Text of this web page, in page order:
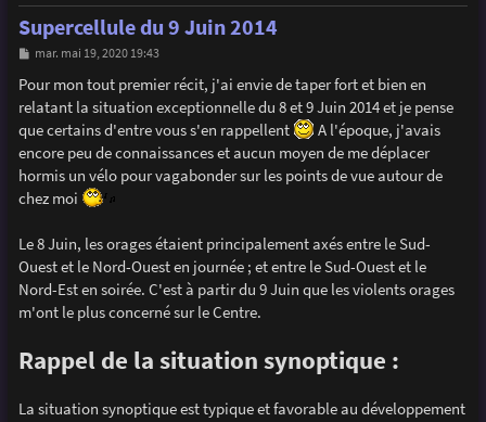
h
Supercellule du 9 Juin 2014
M
s
s
a
e
mar. mai 19, 2020 19:43
Pour mon tout premier récit, j'ai envie de taper fort et bien en
relatant la situation exceptionnelle du 8 et 9 Juin 2014 et je pense
que certains d'entre vous s'en rappellent
A l'époque, j'avais
encore peu de connaissances et aucun moyen de me déplacer
hormis un vélo pour vagabonder sur les points de vue autour de
chez moi
Le 8 Juin, les orages étaient principalement axés entre le Sud-
Ouest et le Nord-Ouest en journée ; et entre le Sud-Ouest et le
Nord-Est en soirée. C'est à partir du 9 Juin que les violents orages
m'ont le plus concerné sur le Centre.
Rappel de la situation synoptique :
La situation synoptique est typique et favorable au développement